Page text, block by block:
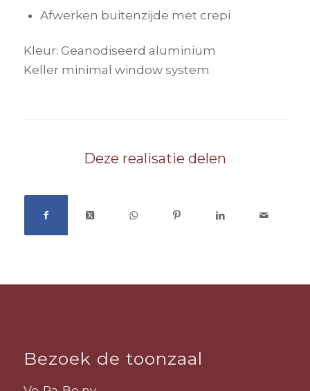
Afwerken buitenzijde met crepi
Kleur: Geanodiseerd aluminium
Keller minimal window system
Deze realisatie delen
Bezoek de toonzaal